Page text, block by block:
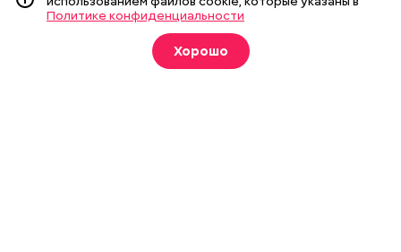
Издание создано при финансовой поддержке Департамента
средств массовой информации и рекламы города Москвы.
На сайте применяются рекомендательные технологии
Политике конфиденциальности
Хорошо